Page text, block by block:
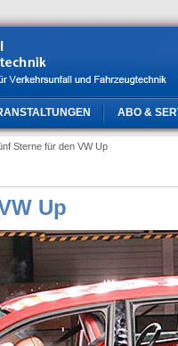
ABO &
Sterne für den VW Up
Up